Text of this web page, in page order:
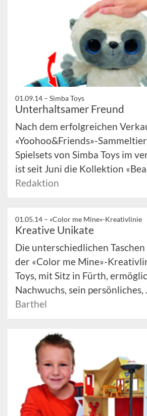
01.09.14 – Simba Toys
Unterhaltsamer Freund
Nach dem erfolgreichen
«Yoohoo&Friends»-
Spielsets von Simba Toys im
ist seit Juni die Kollektion
Redaktion
01.05.14 – «Color me Mine»-Kreativlinie
Kreative Unikate
Die unterschiedlichen
der «Color me Mine»-
Toys, mit Sitz in Fürth,
Nachwuchs, sein persönliches,
Barthel